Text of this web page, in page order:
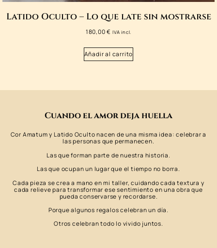
Latido Oculto – Lo que late sin mostrarse
180,00€ IVA incl.
Añadir al carrito
Cuando el amor deja huella
Cor Amatum y Latido Oculto nacen de una misma idea: celebrar a
las personas que permanecen.
Las que forman parte de nuestra historia.
Las que ocupan un lugar que el tiempo no borra.
Cada pieza se crea a mano en mi taller, cuidando cada textura y
cada relieve para transformar ese sentimiento en una obra que
pueda conservarse y recordarse.
Porque algunos regalos celebran un día.
Otros celebran todo lo vivido juntos.